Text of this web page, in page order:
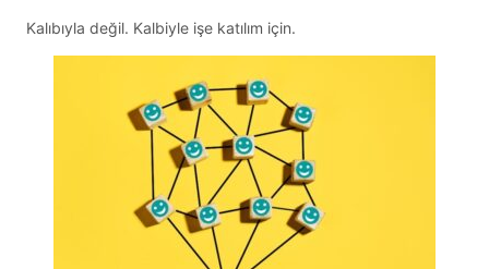
Kalıbıyla değil. Kalbiyle işe katılım için.